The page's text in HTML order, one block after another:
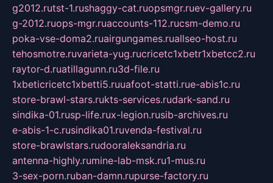
g2012.rutst-1.rushaggy-cat.ruopsmgr.ruev-gallery.ru
g-2012.ruops-mgr.ruaccounts-112.rucsm-demo.ru
poka-vse-doma2.ruairgungames.ruallseo-host.ru
tehosmotre.ruvarieta-yug.rucricetc1xbetr1xbetcc2.ru
raytor-d.ruatillagunn.ru3d-file.ru
1xbeticricetc1xbetti5.ruuafoot-statti.rue-abis1c.ru
store-brawl-stars.rukts-services.rudark-sand.ru
sindika-01.rusp-life.rux-legion.rusib-archives.ru
e-abis-1-c.rusindika01.ruvenda-festival.ru
store-brawlstars.rudooraleksandria.ru
antenna-highly.rumine-lab-msk.ru1-mus.ru
3-sex-porn.ruban-damn.rupurse-factory.ru